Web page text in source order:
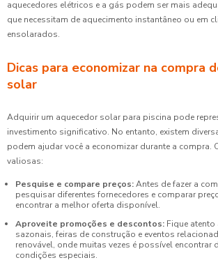
aquecedores elétricos e a gás podem ser mais
que necessitam de aquecimento instantâneo ou em
ensolarados.
Dicas para economizar na compra
solar
Adquirir um aquecedor solar para piscina pode
investimento significativo. No entanto, existem
podem ajudar você a economizar durante a compra.
valiosas:
Pesquise e compare preços:Antes de fazer a
pesquisar diferentes fornecedores e comparar
encontrar a melhor oferta disponível.
Aproveite promoções e descontos: Fique
sazonais, feiras de construção e eventos
renovável, onde muitas vezes é possível encontrar
condições especiais.